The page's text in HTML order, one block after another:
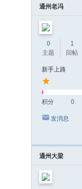
通州老冯
0
主题
1
回帖
新手上路
积分 0
发消息
通州大梁